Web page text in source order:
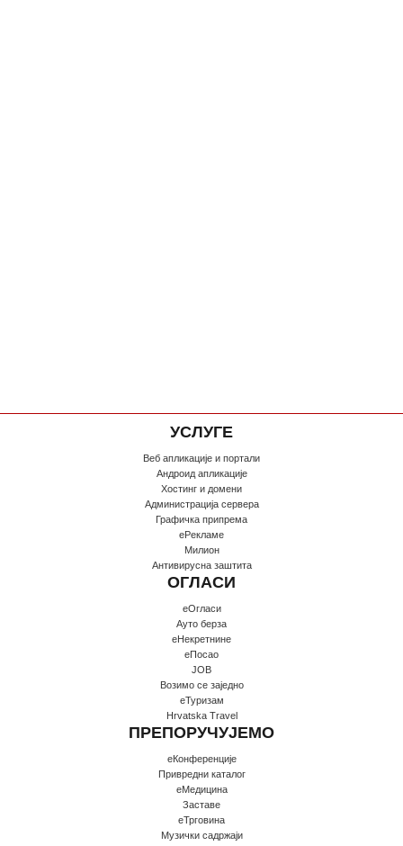
УСЛУГЕ
Веб апликације и портали
Андроид апликације
Хостинг и домени
Администрација сервера
Графичка припрема
еРекламе
Милион
Антивирусна заштита
ОГЛАСИ
еОгласи
Ауто берза
еНекретнине
еПосао
JOB
Возимо се заједно
еТуризам
Hrvatska Travel
ПРЕПОРУЧУЈЕМО
еКонференције
Привредни каталог
еМедицина
Заставе
еТрговина
Музички садржаји